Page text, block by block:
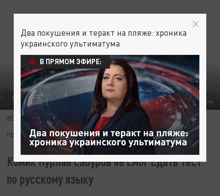
НУРЛАН САБУРОВ. ФОТО: РИА НОВОСТИ
ОБЩЕСТВО
АРТЁМ САЗОНОВ 10 МАЯ 03:40
ПОДПИШИТЕСЬ:
Комик Нурлан Сабуров не смог сдать тест
по русскому языку
Два покушения и теракт на пляже: хроника
украинского ультиматума
В ПРЯМОМ ЭФИРЕ: